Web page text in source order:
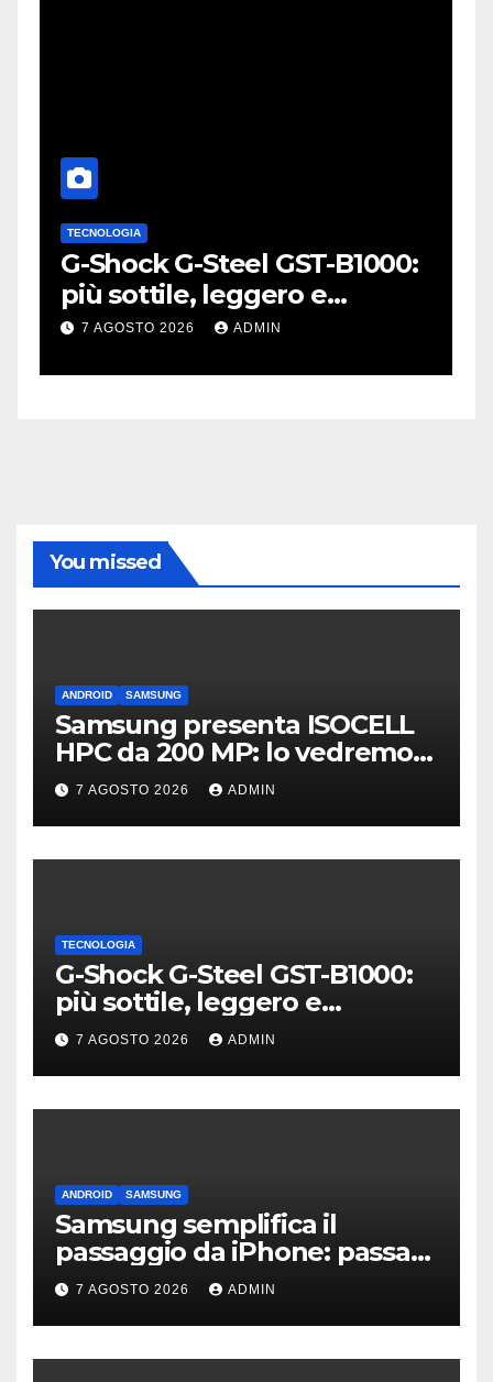
Steel GST-B1000:
leggero e
ADMIN
Samsung
passaggio da
You missed
ANDROID SAMSUNG
Samsung presenta ISOCELL
HPC da 200 MP: lo vedremo
sui Galaxy S27?
7 AGOSTO 2026 ADMIN
TECNOLOGIA
G-Shock G-Steel GST-B1000:
più sottile, leggero e
connesso
7 AGOSTO 2026 ADMIN
ANDROID SAMSUNG
Samsung semplifica il
passaggio da iPhone: passa
WhatsApp e c’è l’assistenza
7 AGOSTO 2026 ADMIN